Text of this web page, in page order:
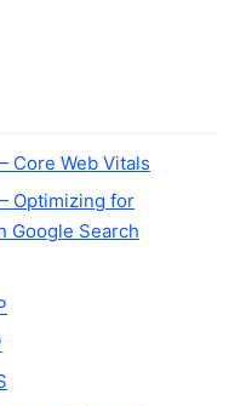
Core Web Vitals
Optimizing for
Google Search